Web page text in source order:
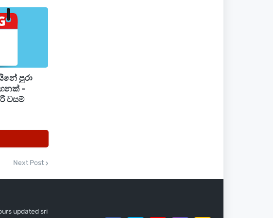
කර
දී
පුරා
-
වසම්
Next Post
updated sri